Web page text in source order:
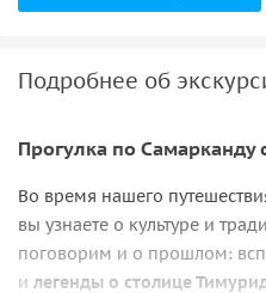
Подробнее об
Прогулка по Самарканду
Во время нашего
вы узнаете о культуре и
поговорим и о прошлом:
и легенды о столице